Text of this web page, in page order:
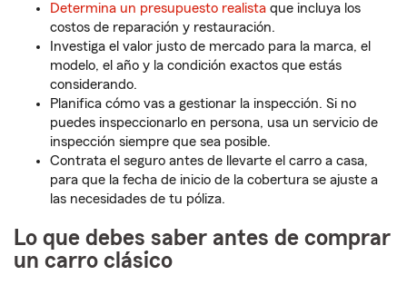
Determina un presupuesto realista que incluya los
costos de reparación y restauración.
Investiga el valor justo de mercado para la marca, el
modelo, el año y la condición exactos que estás
considerando.
Planifica cómo vas a gestionar la inspección. Si no
puedes inspeccionarlo en persona, usa un servicio de
inspección siempre que sea posible.
Contrata el seguro antes de llevarte el carro a casa,
para que la fecha de inicio de la cobertura se ajuste a
las necesidades de tu póliza.
Lo que debes saber antes de comprar
un carro clásico